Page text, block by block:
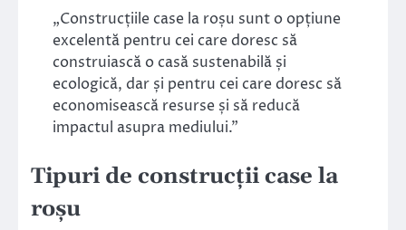
„Construcțiile case la roșu sunt o opțiune
excelentă pentru cei care doresc să
construiască o casă sustenabilă și
ecologică, dar și pentru cei care doresc să
economisească resurse și să reducă
impactul asupra mediului.”
Tipuri de construcții case la
roșu